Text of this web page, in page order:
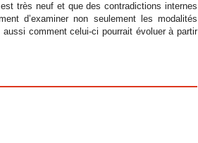
très neuf et que des contradictions internes
d’examiner non seulement les modalités
comment celui-ci pourrait évoluer à partir